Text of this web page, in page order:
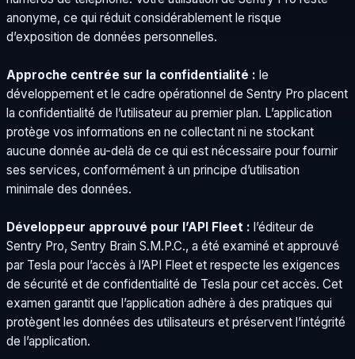
anonyme, ce qui réduit considérablement le risque
d’exposition de données personnelles.
Approche centrée sur la confidentialité : le
développement et le cadre opérationnel de Sentry Pro placent
la confidentialité de l’utilisateur au premier plan. L’application
protège vos informations en ne collectant ni ne stockant
aucune donnée au-delà de ce qui est nécessaire pour fournir
ses services, conformément à un principe d’utilisation
minimale des données.
Développeur approuvé pour l’API Fleet : l’éditeur de
Sentry Pro, Sentry Brain S.M.P.C., a été examiné et approuvé
par Tesla pour l’accès à l’API Fleet et respecte les exigences
de sécurité et de confidentialité de Tesla pour cet accès. Cet
examen garantit que l’application adhère à des pratiques qui
protègent les données des utilisateurs et préservent l’intégrité
de l’application.